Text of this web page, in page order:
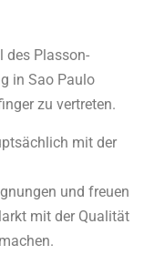
des Plasson-
in Sao Paulo
zu vertreten.
mit der
und freuen
mit der Qualität